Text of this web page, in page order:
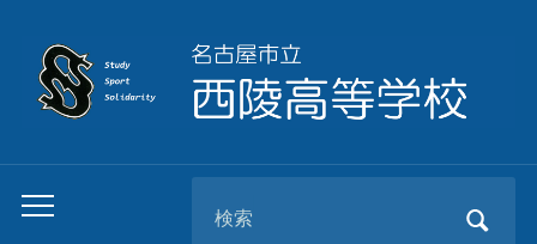
Toggle
for: